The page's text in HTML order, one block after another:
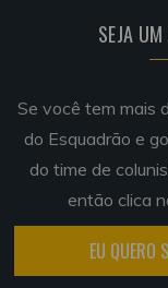
SEJA
Se você tem mais
do Esquadrão e
do time de
então clica
EU QUERO